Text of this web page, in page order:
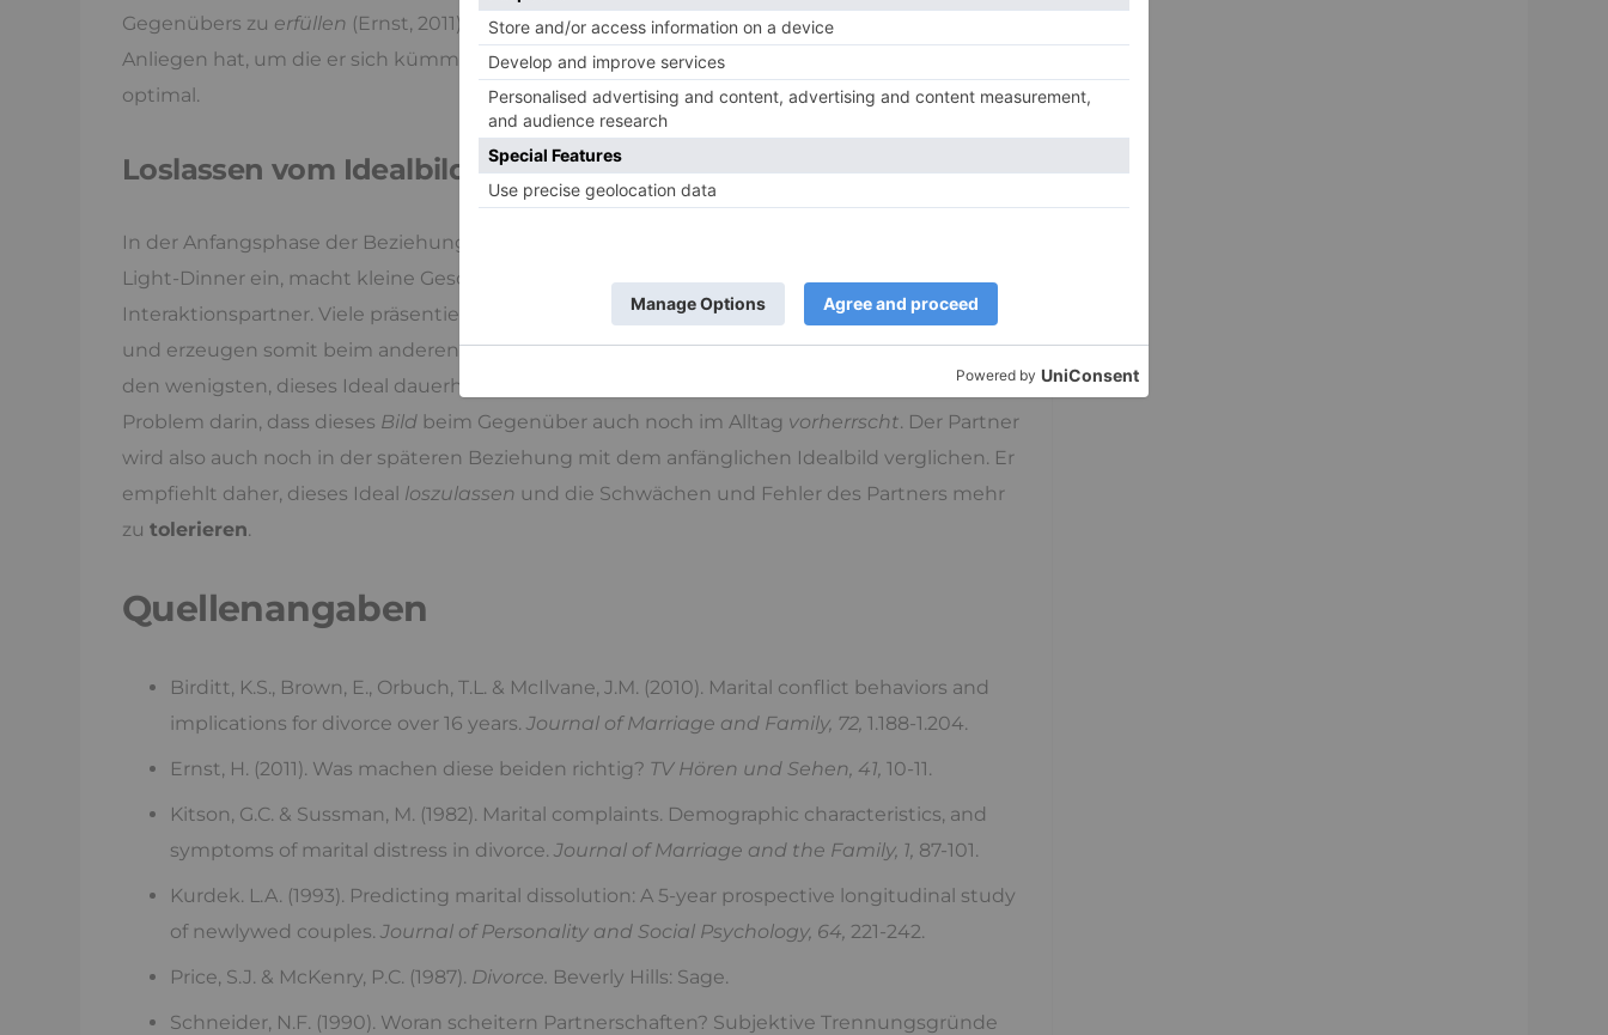
Gegenübers zu erfüllen (Ernst, 2011). Dies würde diesen auch überfordern, da er selbst
Anliegen hat, um die er sich kümmern muss. Ein Entgegenkommen
optimal.
Loslassen vom Idealbild
In der Anfangsphase der Beziehung gibt der Partner noch sein Bestes: Er lädt zum Candle-
Light-Dinner ein, macht kleine Geschenke und gibt den humorvollen und aufmerksamen
Interaktionspartner. Viele präsentieren sich zu Beginn einer Beziehung alsperfekter Partner
und erzeugen somit beim anderen ein Idealbild. ImBeziehungsalltaggelingt es hingegen
den wenigsten, dieses Ideal dauerhaft aufrecht zu erhalten. Laut Ernst (2011) besteht das
Problem darin, dass dieses Bild beim Gegenüber auch noch im Alltag vorherrscht. Der Partner
wird also auch noch in der späteren Beziehung mit dem anfänglichen Idealbild verglichen. Er
empfiehlt daher, dieses Ideal loszulassen und die Schwächen und Fehler des Partners mehr
zu tolerieren.
Quellenangaben
Birditt, K.S., Brown, E., Orbuch, T.L. & McIlvane, J.M. (2010). Marital conflict behaviors and
implications for divorce over 16 years. Journal of Marriage and Family, 72, 1.188-1.204.
Ernst, H. (2011). Was machen diese beiden richtig? TV Hören und Sehen, 41, 10-11.
Kitson, G.C. & Sussman, M. (1982). Marital complaints. Demographic characteristics, and
symptoms of marital distress in divorce. Journal of Marriage and the Family, 1, 87-101.
Kurdek. L.A. (1993). Predicting marital dissolution: A 5-year prospective longitudinal study
of newlywed couples. Journal of Personality and Social Psychology, 64, 221-242.
Price, S.J. & McKenry, P.C. (1987). Divorce. Beverly Hills: Sage.
Schneider, N.F. (1990). Woran scheitern Partnerschaften? Subjektive Trennungsgründe